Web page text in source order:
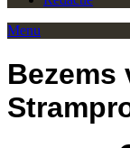
Menu
Bezems